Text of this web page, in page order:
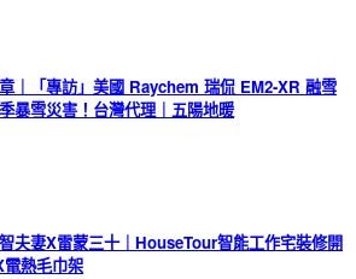
｜「專訪」美國 Raychem 瑞侃 EM2-XR 融雪
暴雪災害！台灣代理｜五陽地暖
夫妻X雷蒙三十｜HouseTour智能工作宅裝修開
熱毛巾架